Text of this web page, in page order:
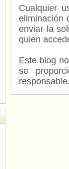
Cualquier
eliminación
enviar la
quien
Este blog
se